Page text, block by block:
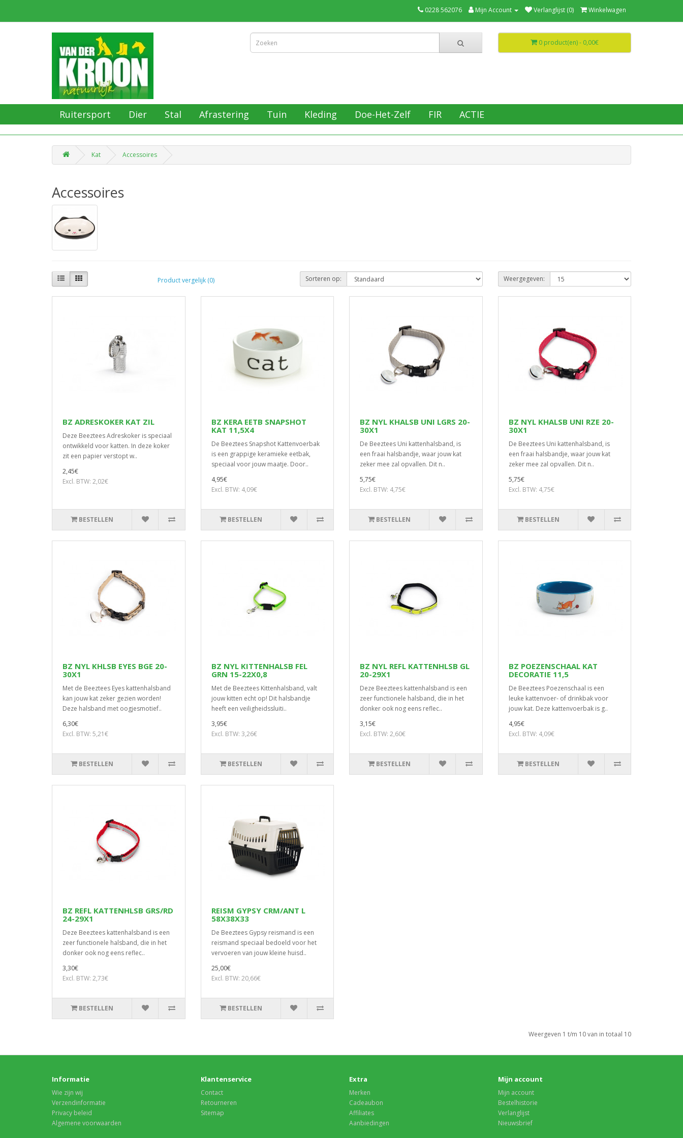
0228 562076 Mijn Account Verlanglijst (0) Winkelwagen
0 product(en) - 0,00€
Ruitersport Dier Stal Afrastering Tuin Kleding Doe-Het-Zelf FIR ACTIE
Kat Accessoires
Accessoires
Product vergelijk (0) Sorteren op: Weergegeven:
BZ ADRESKOKER KAT ZIL
Deze Beeztees Adreskoker is speciaal
ontwikkeld voor katten. In deze koker
zit een papier verstopt w..
2,45€
Excl. BTW: 2,02€
BESTELLEN
BZ KERA EETB SNAPSHOT
KAT 11,5X4
De Beeztees Snapshot Kattenvoerbak
is een grappige keramieke eetbak,
speciaal voor jouw maatje. Door..
4,95€
Excl. BTW: 4,09€
BESTELLEN
BZ NYL KHALSB UNI LGRS 20-
30X1
De Beeztees Uni kattenhalsband, is
een fraai halsbandje, waar jouw kat
zeker mee zal opvallen. Dit n..
5,75€
Excl. BTW: 4,75€
BESTELLEN
BZ NYL KHALSB UNI RZE 20-
30X1
De Beeztees Uni kattenhalsband, is
een fraai halsbandje, waar jouw kat
zeker mee zal opvallen. Dit n..
5,75€
Excl. BTW: 4,75€
BESTELLEN
BZ NYL KHLSB EYES BGE 20-
30X1
Met de Beeztees Eyes kattenhalsband
kan jouw kat zeker gezien worden!
Deze halsband met oogjesmotief..
6,30€
Excl. BTW: 5,21€
BESTELLEN
BZ NYL KITTENHALSB FEL
GRN 15-22X0,8
Met de Beeztees Kittenhalsband, valt
jouw kitten echt op! Dit halsbandje
heeft een veiligheidssluiti..
3,95€
Excl. BTW: 3,26€
BESTELLEN
BZ NYL REFL KATTENHLSB GL
20-29X1
Deze Beeztees kattenhalsband is een
zeer functionele halsband, die in het
donker ook nog eens reflec..
3,15€
Excl. BTW: 2,60€
BESTELLEN
BZ POEZENSCHAAL KAT
DECORATIE 11,5
De Beeztees Poezenschaal is een
leuke kattenvoer- of drinkbak voor
jouw kat. Deze kattenvoerbak is g..
4,95€
Excl. BTW: 4,09€
BESTELLEN
BZ REFL KATTENHLSB GRS/RD
24-29X1
Deze Beeztees kattenhalsband is een
zeer functionele halsband, die in het
donker ook nog eens reflec..
3,30€
Excl. BTW: 2,73€
BESTELLEN
REISM GYPSY CRM/ANT L
58X38X33
De Beeztees Gypsy reismand is een
reismand speciaal bedoeld voor het
vervoeren van jouw kleine huisd..
25,00€
Excl. BTW: 20,66€
BESTELLEN
Weergeven 1 t/m 10 van in totaal 10
Informatie
Wie zijn wij
Verzendinformatie
Privacy beleid
Algemene voorwaarden
Klantenservice
Contact
Retourneren
Sitemap
Extra
Merken
Cadeaubon
Affiliates
Aanbiedingen
Mijn account
Mijn account
Bestelhistorie
Verlanglijst
Nieuwsbrief